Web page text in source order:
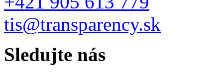
tis@transparency.sk
Sledujte nás